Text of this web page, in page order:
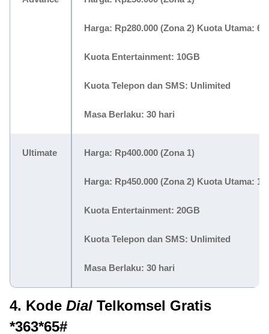
Harga: Rp280.000 (Zona 2) Kuota Utama:
Kuota Entertainment: 10GB
Kuota Telepon dan SMS: Unlimited
Masa Berlaku: 30 hari
Ultimate Harga: Rp400.000 (Zona 1)
Harga: Rp450.000 (Zona 2) Kuota Utama:
Kuota Entertainment: 20GB
Kuota Telepon dan SMS: Unlimited
Masa Berlaku: 30 hari
4. Kode Dial Telkomsel Gratis
*363*65#